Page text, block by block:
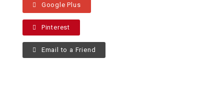
Google Plus
Pinterest
Email to a Friend